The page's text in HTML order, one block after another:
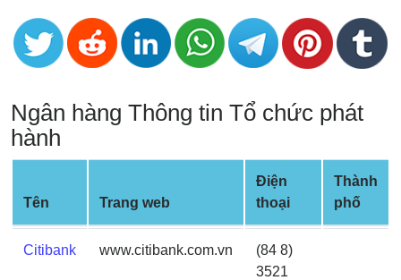
Credit
Card
Validator
Card
Generator
Random
Card
Generator
Generate
Ngân hàng Thông tin Tổ chức phát
hành
Tên Trang web
Điện
thoại
Thành
phố
Citibank www.citibank.com.vn
(84 8)
3521